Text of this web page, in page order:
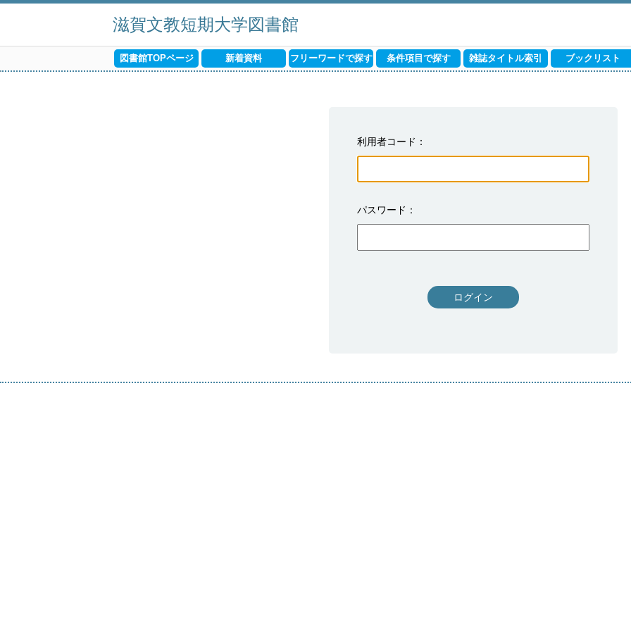
滋賀文教短期大学図書館
図書館TOPページ 新着資料 フリーワードで探す 条件項目で探す 雑誌タイトル索引 ブックリスト
利用者コード
パスワード
ログイン